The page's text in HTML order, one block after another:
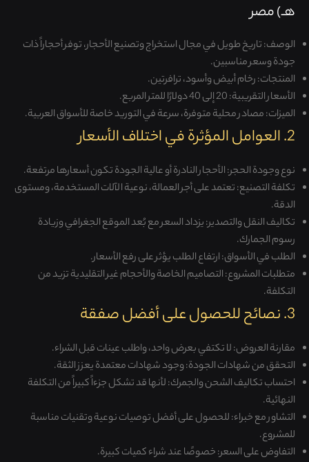
هـ) مصر
الوصف:تاريخ طويل في مجال استخراج وتصنيع الأحجار، توفر أحجاراً ذات
جودة وسعر مناسبين.
المنتجات:رخام أبيض وأسود، ترافرتين.
الأسعار التقريبية: 20 إلى 40 دولارًا للمتر المربع
.
الميزات:مصادر محلية متوفرة، سرعة في التوريد خاصة للأسواق العربية.
2. العوامل المؤثرة في اختلاف الأسعار
نوع وجودة الحجر:الأحجار النادرة أو عالية الجودة تكون أسعارها مرتفعة.
تكلفة التصنيع:تعتمد على أجر العمالة، نوعية الآلات المستخدمة، ومستوى
الدقة.
تكاليف النقل والتصدير:يزداد السعر مع بُعد الموقع الجغرافي وزيادة
رسوم الجمارك.
الطلب في الأسواق:ارتفاع الطلب يؤثر على رفع الأسعار.
متطلبات المشروع:التصاميم الخاصة والأحجام غير التقليدية تزيد من
التكلفة.
3. نصائح للحصول على أفضل صفقة
مقارنة العروض:لا تكتفي بعرض واحد، واطلب عينات قبل الشراء.
التحقق من شهادات الجودة:وجود شهادات معتمدة يعزز الثقة.
احتساب تكاليف الشحن والجمرك:لأنها قد تشكل جزءاً كبيراً من التكلفة
النهائية.
التشاور مع خبراء:للحصول على أفضل توصيات نوعية وتقنيات مناسبة
للمشروع.
التفاوض على السعر:خصوصًا عند شراء كميات كبيرة.